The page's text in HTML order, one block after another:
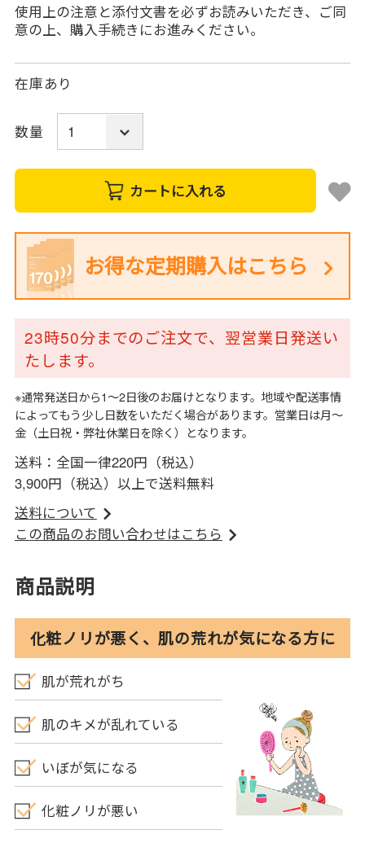
使用上の注意と添付文書を必ずお読みいただき、ご同
意の上、購入手続きにお進みください。
在庫あり
数量
カートに入れる
お得な定期購入はこちら
23時50分までのご注文で、翌営業日発送い
たします。
※通常発送日から1～2日後のお届けとなります。地域や配送事情
によってもう少し日数をいただく場合があります。営業日は月～
金（土日祝・弊社休業日を除く）となります。
送料：全国一律220円（税込）
3,900円（税込）以上で送料無料
送料について
この商品のお問い合わせはこちら
商品説明
化粧ノリが悪く、肌の荒れが気になる方に
肌が荒れがち
肌のキメが乱れている
いぼが気になる
化粧ノリが悪い